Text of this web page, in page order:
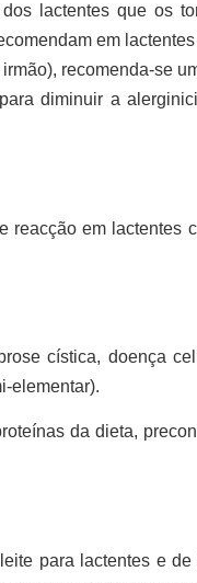
lactentes que os
em
recomenda-se
diminuir a
reacção em lactentes
cística, doença
elementar).
da dieta,
para lactentes e de